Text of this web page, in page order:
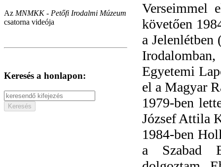
Az MNMKK - Petőfi Irodalmi Múzeum
csatorna videója
Keresés a honlapon:
Verseimmel
követően
a Jelenlétben
Egyetemi
el a Magyar
1979-ben
József Attila
1984-ben
a Szabad